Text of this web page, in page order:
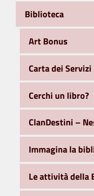
Biblioteca
Art Bonus
Carta dei
Cerchi un libro?
ClanDestini –
Immagina la
Le attività della